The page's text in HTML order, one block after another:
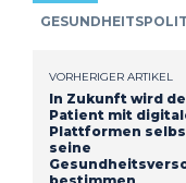
VORHERIGER ARTIKEL
In Zukunft wird
Patient mit
Plattformen
seine